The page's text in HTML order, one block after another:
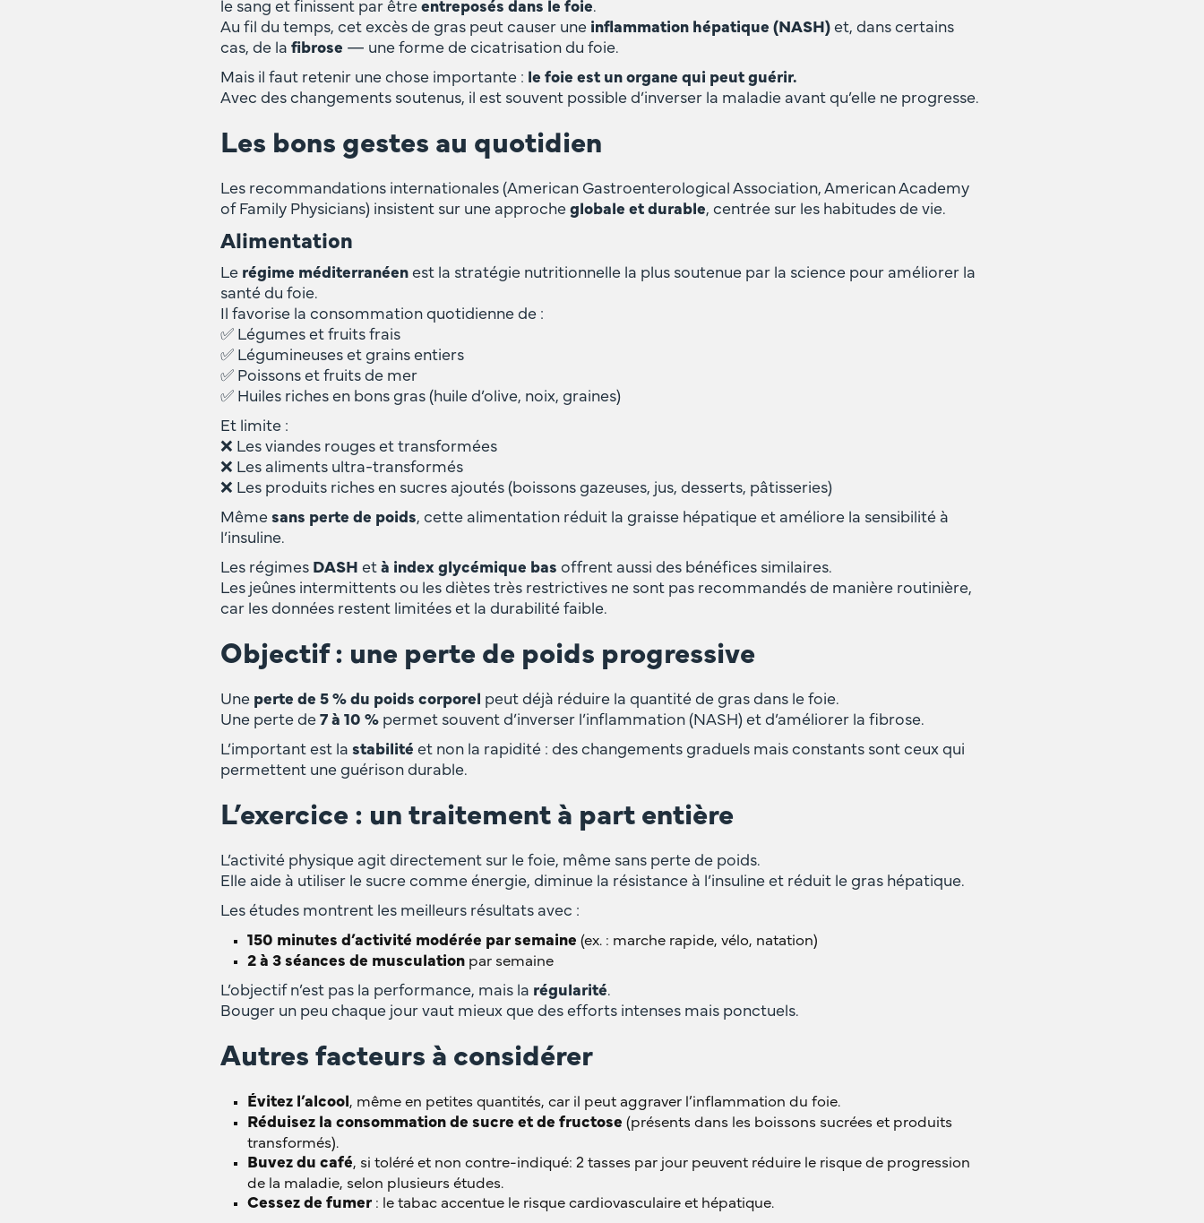
le sang et finissent par êtreentreposés dans le foie.
Au fil du temps, cet excès de gras peut causer une inflammation hépatique (NASH) et, dans certains
cas, de lafibrose — une forme de cicatrisation du foie.
Mais il faut retenir une chose importante :
le foie est un organe qui peut guérir.
Avec des changements soutenus, il est souvent possible d’inverser la maladie avant qu’elle ne progresse.
Les bons gestes au quotidien
Les recommandations internationales (American Gastroenterological Association, American Academy
of Family Physicians) insistent sur une approcheglobale et durable, centrée sur les habitudes de vie.
Alimentation
Le régime méditerranéen est la stratégie nutritionnelle la plus soutenue par la science pour améliorer la
santé du foie.
Il favorise la consommation quotidienne de :
✅ Légumes et fruits frais
✅ Légumineuses et grains entiers
✅ Poissons et fruits de mer
✅ Huiles riches en bons gras (huile d’olive, noix, graines)
Et limite :
❌ Les viandes rouges et transformées
❌ Les aliments ultra-transformés
❌ Les produits riches en sucres ajoutés (boissons gazeuses, jus, desserts, pâtisseries)
Mêmesans perte de poids, cette alimentation réduit la graisse hépatique et améliore la sensibilité à
l’insuline.
Les régimes DASH età index glycémique bas offrent aussi des bénéfices similaires.
Les jeûnes intermittents ou les diètes très restrictives ne sont pas recommandés de manière routinière,
car les données restent limitées et la durabilité faible.
Objectif : une perte de poids progressive
Une perte de 5 % du poids corporel
peut déjà réduire la quantité de gras dans le foie.
Une perte de7 à 10 % permet souvent d’inverser l’inflammation (NASH) et d’améliorer la fibrose.
L’important est lastabilité et non la rapidité : des changements graduels mais constants sont ceux qui
permettent une guérison durable.
‍L’exercice : un traitement à part entière
L’activité physique agit directement sur le foie, même sans perte de poids.
Elle aide à utiliser le sucre comme énergie, diminue la résistance à l’insuline et réduit le gras hépatique.
Les études montrent les meilleurs résultats avec :
150 minutes d’activité modérée par semaine (ex. : marche rapide, vélo, natation)
2 à 3 séances de musculation par semaine
L’objectif n’est pas la performance, mais la régularité.
Bouger un peu chaque jour vaut mieux que des efforts intenses mais ponctuels.
Autres facteurs à considérer
Évitez l’alcool , même en petites quantités, car il peut aggraver l’inflammation du foie.
Réduisez la consommation de sucre et de fructose (présents dans les boissons sucrées et produits
transformés).
Buvez du café, si toléré et non contre-indiqué: 2 tasses par jour peuvent réduire le risque de progression
de la maladie, selon plusieurs études.
Cessez de fumer : le tabac accentue le risque cardiovasculaire et hépatique.